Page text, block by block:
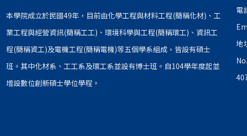
本學院成立於民國49年，目前由化學工程與材料工程(簡稱化材)、工
業工程與經營資訊(簡稱工工)、環境科學與工程(簡稱環工)、資訊工
程(簡稱資工)及電機工程(簡稱電機)等五個學系組成，皆設有碩士
班。其中化材系、工工系及環工系並設有博士班。自104學年度起並
增設數位創新碩士學位學程。
電
地